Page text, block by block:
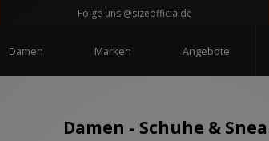
Folge uns @sizeofficialde
Damen Marken Angebote
Damen - Schuhe &